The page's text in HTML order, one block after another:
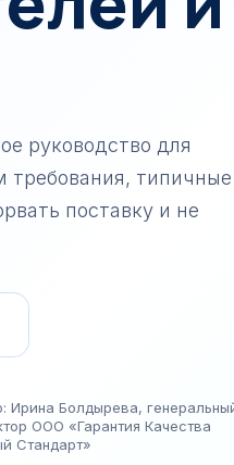
центров
руководство для
требования, типичные
поставку и не
Ирина Болдырева,
ООО «Гарантия Качества
Стандарт»